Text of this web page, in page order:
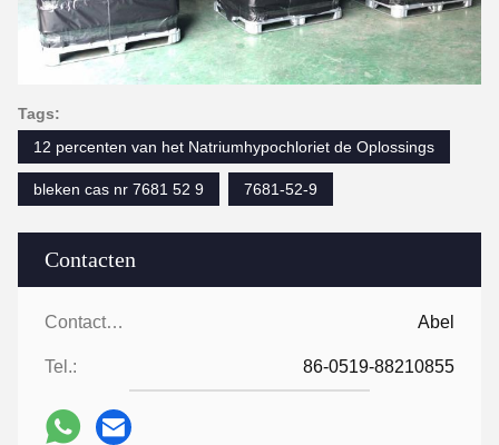
Contacten
Contacten: Abel
Tel.: 86-0519-88210855
Tags:
12 percenten van het Natriumhypochloriet de Oplossings
bleken cas nr 7681 52 9 7681-52-9